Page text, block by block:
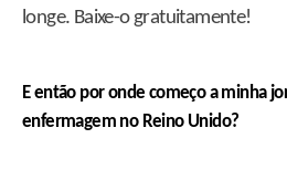
longe. Baixe-o gratuitamente!
E então por onde começo a minha
enfermagem no Reino Unido?